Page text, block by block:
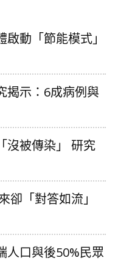
動「節能模式」
揭示：6成病例與
沒被傳染」 研究
卻「對答如流」
人口與後50%民眾